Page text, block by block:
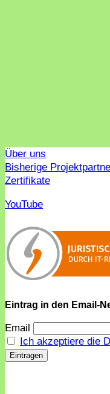
Über uns
Bisherige
Zertifikate
YouTube
Eintrag in den Email-
Email
Ich akzeptiere die